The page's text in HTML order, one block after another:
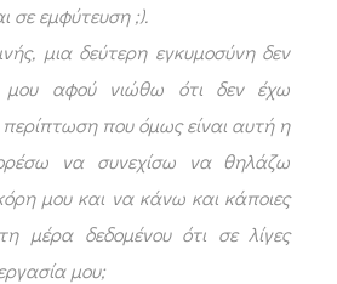
σε εμφύτευση ;).
μια δεύτερη εγκυμοσύνη δεν
μου αφού νιώθω ότι δεν έχω
που όμως είναι αυτή η
να συνεχίσω να θηλάζω
μου και να κάνω και κάποιες
μέρα δεδομένου ότι σε λίγες
μου;